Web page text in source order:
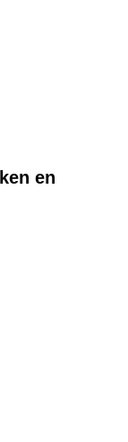
en